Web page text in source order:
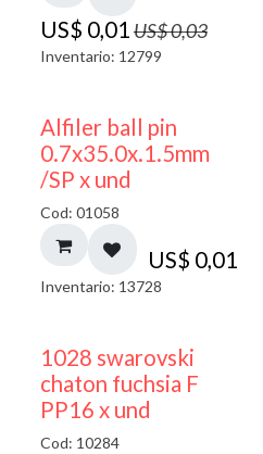
US$ 0,01US$0,03
Inventario: 12799
Alfiler ball pin
0.7x35.0x.1.5mm
/SP x und
Cod: 01058
US$ 0,01
Inventario: 13728
1028 swarovski
chaton fuchsia F
PP16 x und
Cod: 10284